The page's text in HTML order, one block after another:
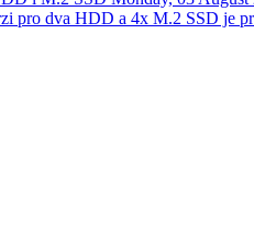
pro dva HDD a 4x M.2 SSD je